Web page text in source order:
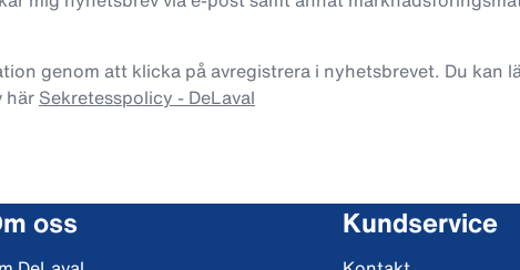
genom att klicka på avregistrera i nyhetsbrevet. Du kan
här Sekretesspolicy - DeLaval
oss Kundservice